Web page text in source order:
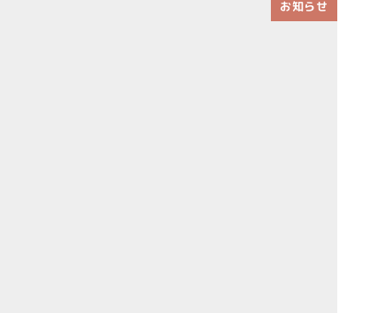
お知らせ